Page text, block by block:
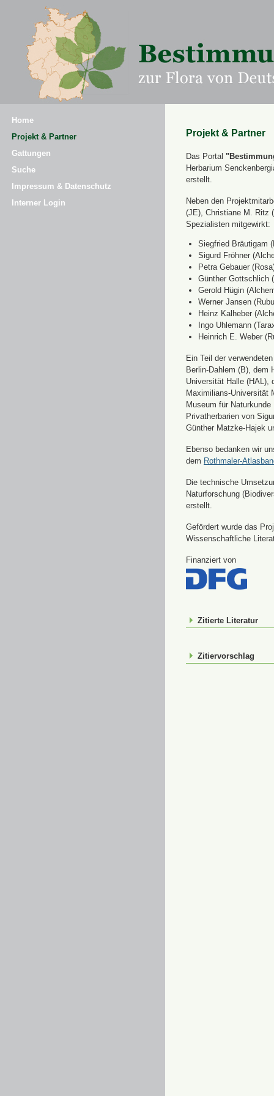
Home
Projekt & Partner
Gattungen
Suche
Impressum & Datenschutz
Interner Login
Projekt & Partner
Das Portal
Herbarium
erstellt.
Neben den
(JE), Christiane M. Ritz
Spezialisten mitgewirkt:
Siegfried Bräutigam
Sigurd Fröhner
Petra Gebauer
Günther Gottschlich
Gerold Hügin
Werner Jansen
Heinz Kalheber
Ingo Uhlemann
Heinrich E. Weber
Ein Teil der
Berlin-Dahlem (B), dem
Universität Halle (HAL),
Maximilians-Universität
Museum für
Privatherbarien von
Günther Matzke-Hajek
Ebenso bedanken wir
dem Rothmaler-
Die technische
Naturforschung
erstellt.
Gefördert wurde das
Wissenschaftliche
Finanziert von
Zitierte Literatur
Zitiervorschlag